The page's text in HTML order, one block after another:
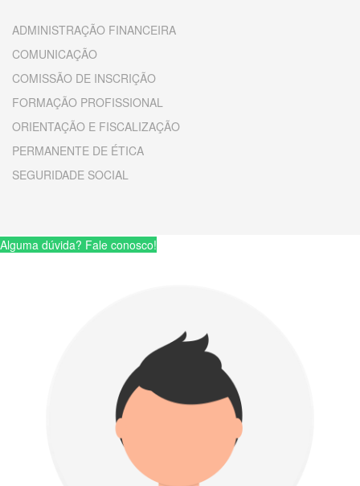
ADMINISTRAÇÃO FINANCEIRA
COMUNICAÇÃO
COMISSÃO DE INSCRIÇÃO
FORMAÇÃO PROFISSIONAL
ORIENTAÇÃO E FISCALIZAÇÃO
PERMANENTE DE ÉTICA
SEGURIDADE SOCIAL
Alguma dúvida? Fale conosco!